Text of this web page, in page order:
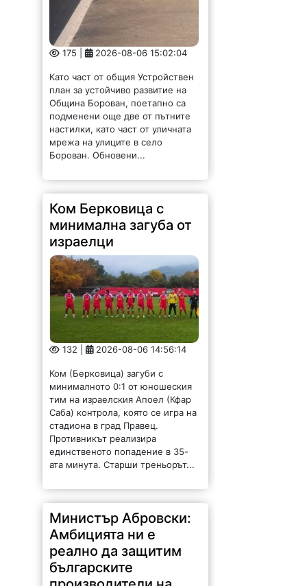
175 | 2026-08-06 15:02:04
Като част от общия Устройствен
план за устойчиво развитие на
Община Борован, поетапно са
подменени още две от пътните
настилки, като част от уличната
мрежа на улиците в село
Борован. Обновени...
Ком Берковица с
минимална загуба от
израелци
132 | 2026-08-06 14:56:14
Ком (Берковица) загуби с
минималното 0:1 от юношеския
тим на израелския Апоел (Кфар
Саба) контрола, която се игра на
стадиона в град Правец.
Противникът реализира
единственото попадение в 35-
ата минута. Старши треньорът...
Министър Абровски:
Амбицията ни е
реално да защитим
българските